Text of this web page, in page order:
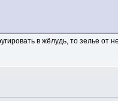
в жёлудь, то зелье от